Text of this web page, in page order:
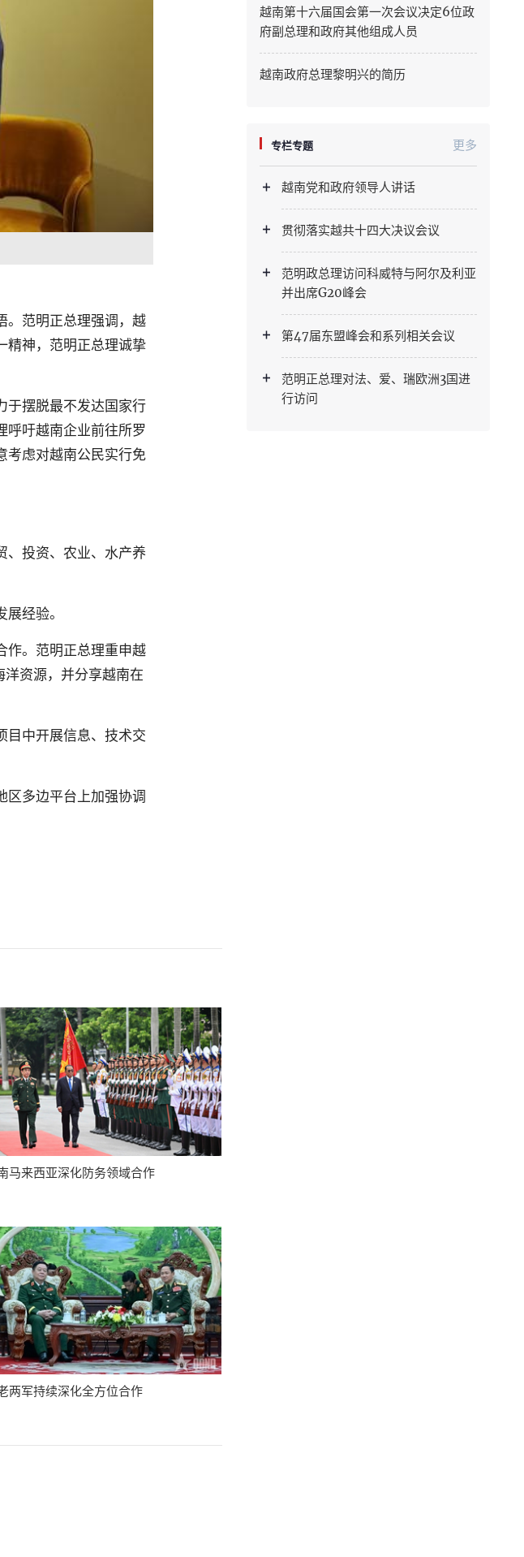
Tay Ninh
Vinh Long
。范明正总理强调，越
精神，范明正总理诚挚
于摆脱最不发达国家行
呼吁越南企业前往所罗
考虑对越南公民实行免
、投资、农业、水产养
经验。
作。范明正总理重申越
资源，并分享越南在
目中开展信息、技术交
区多边平台上加强协调
马来西亚深化防务领域合作
两军持续深化全方位合作
越南第十六届国会第一次会议决定6位政
府副总理和政府其他组成人员
越南政府总理黎明兴的简历
专栏专题 更多
越南党和政府领导人讲话
贯彻落实越共十四大决议会议
范明政总理访问科威特与阿尔及利亚
并出席G20峰会
第47届东盟峰会和系列相关会议
范明正总理对法、爱、瑞欧洲3国进
行访问